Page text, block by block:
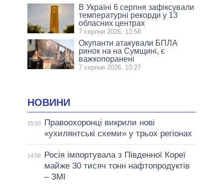
В Україні 6 серпня зафіксували
температурні рекорди у 13
обласних центрах
7 серпня 2026, 13:58
Окупанти атакували БПЛА
ринок на на Сумщині, є
важкопоранені
7 серпня 2026, 10:27
НОВИНИ
15:00
Правоохоронці викрили нові
«ухилянтські схеми» у трьох регіонах
14:58
Росія імпортувала з Південної Кореї
майже 30 тисяч тонн нафтопродуктів
– ЗМІ